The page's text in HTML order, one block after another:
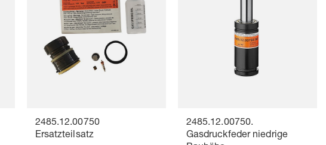
2485.12.00750
Ersatzteilsatz
2485.12.00750.
Gasdruckfeder niedrige